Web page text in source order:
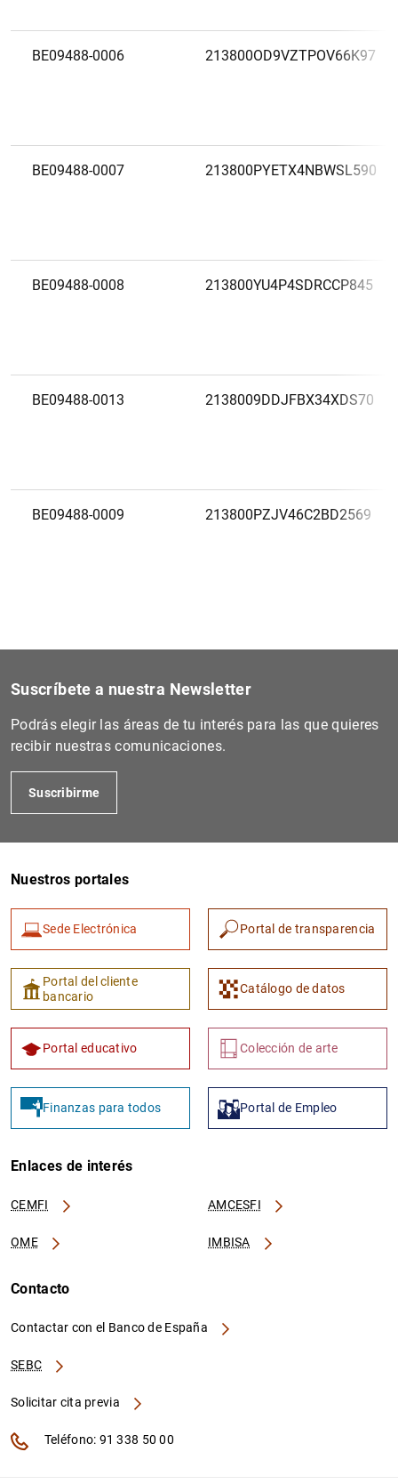
BE09488-0006 213800OD9VZTPOV66K97
BE09488-0007 213800PYETX4NBWSL590
BE09488-0008 213800YU4P4SDRCCP845
BE09488-0013 2138009DDJFBX34XDS70
BE09488-0009 213800PZJV46C2BD2569
BE02488-0016 213800I3MNPXYAR11H21
BE09488-0012 2138009XBHF891YC8L12
BE09488-0014 213800SEDSHOML31CM41
BE09488-0015 213800A5EHKROTU91L70
BE02488-0017
BE02488-0018
Suscríbete a nuestra Newsletter
Podrás elegir las áreas de tu interés para las que quieres
recibir nuestras comunicaciones.
Suscribirme
Nuestros portales
Sede Electrónica Portal de transparencia
Portal del cliente
bancario
Catálogo de datos
Portal educativo Colección de arte
Finanzas para todos Portal de Empleo
Enlaces de interés
CEMFI AMCESFI
OME IMBISA
Contacto
Contactar con el Banco de España
SEBC
Solicitar cita previa
Teléfono: 91 338 50 00